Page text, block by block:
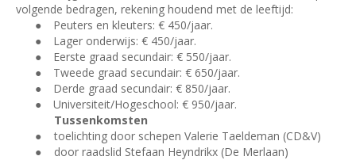
volgende bedragen, rekening houdend met de leeftijd:
●
Peuters en kleuters: € 450/jaar.
●
Lager onderwijs: € 450/jaar.
●
Eerste graad secundair: € 550/jaar.
●
Tweede graad secundair: € 650/jaar.
●
Derde graad secundair: € 850/jaar.
●
Universiteit/Hogeschool: € 950/jaar.
Tussenkomsten
●
toelichting door schepen Valerie Taeldeman (CD&V)
●
door raadslid Stefaan Heyndrikx (De Merlaan)